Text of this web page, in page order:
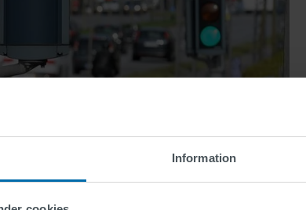
Information
och signalreglering